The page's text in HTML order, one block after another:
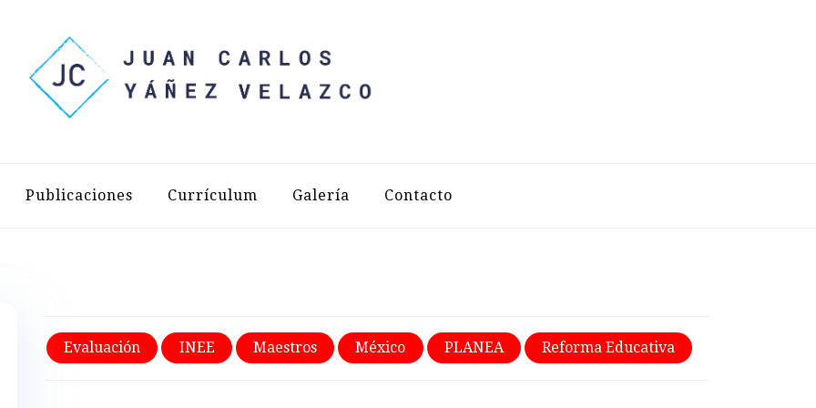
YÁÑEZ VELAZCO
Publicaciones Currículum Galería Contacto
Evaluación INEE Maestros México PLANEA Reforma Educativa